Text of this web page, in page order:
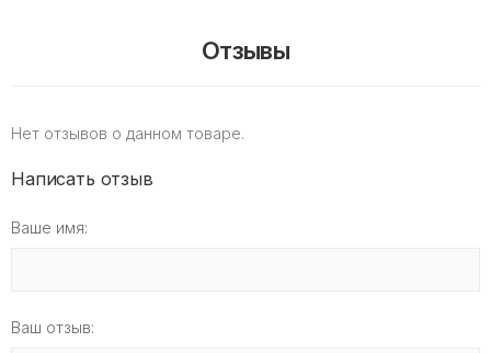
Отзывы
Нет отзывов о данном товаре.
Написать отзыв
Ваше имя:
Ваш отзыв: